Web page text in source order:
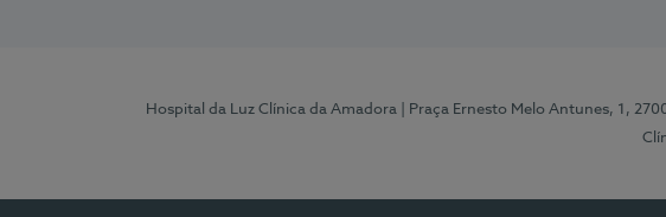
Hospital da Luz Clínica da Amadora | Praça Ernesto Melo Antunes, 1,